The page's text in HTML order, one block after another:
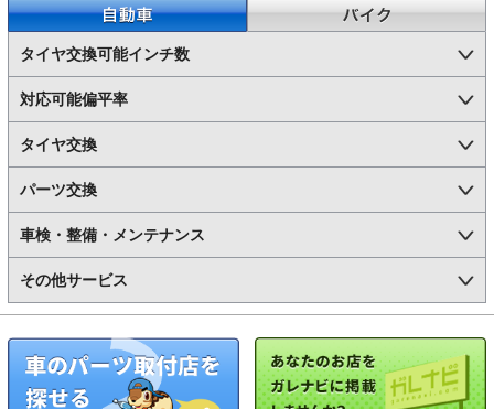
自動車
タイヤ交換可能インチ数
対応可能偏平率
タイヤ交換
パーツ交換
車検・整備・メンテナンス
その他サービス